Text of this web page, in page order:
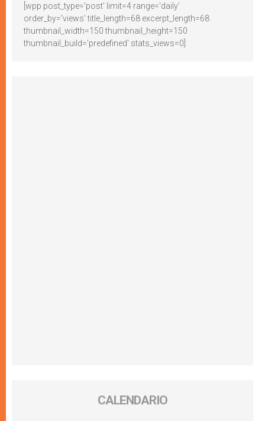
[wpp post_type='post' limit=4 range='daily'
order_by='views' title_length=68 excerpt_length=68
thumbnail_width=150 thumbnail_height=150
thumbnail_build='predefined' stats_views=0]
CALENDARIO